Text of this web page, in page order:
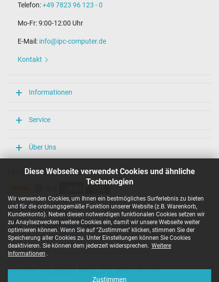
Diese Webseite verwendet Cookies und ähnliche
Technologien
Wir verwenden Cookies, um Ihnen ein bestmögliches Surferlebnis zu bieten
und für die ordnungsgemäße Funktion unserer Website (z.B. Warenkorb,
Kundenkonto). Neben diesen notwendigen funktionalen Cookies setzen wir
zu Anaylsezwecken weitere Cookies ein, damit wir unsere Webseite weiter
optimieren können. Wenn Sie auf "Zustimmen" klicken, stimmen Sie der
Speicherung aller Cookies zu. Unter Einstellungen können Sie Cookies
deaktivieren. Sie können dem jederzeit widersprechen. Weitere
Informationen .
Zustimmen
Ja
Länge Anschlusskabel (m) (ca.)
Länge / Breite / Höhe
Weitere Daten
Ja
CE
N
PSE
SEC
Singapore Safety Mark
TÜV Argentina Certificado
TÜV Geprüfte Sicherheit
UKCA
UL Listed
Telefon:+49 7823 96 123 - 0
Mo-Fr: 9:00-12:00 Uhr
E-Mail: info@ipc-computer.de
Kontakt
Informationen
Service
Über Uns
Unsere Versandarten
Unsere Zahlarten
Copyright ©
Alle Preise inkl. gesetzl. MwSt. zzgl. Versandkosten